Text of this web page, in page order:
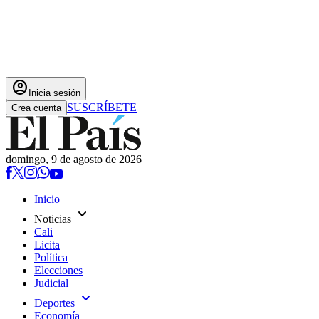
account_circle Inicia sesión
Crea cuenta SUSCRÍBETE
domingo, 9 de agosto de 2026
Inicio
Noticias expand_more
Cali
Licita
Política
Elecciones
Judicial
Deportes expand_more
Economía